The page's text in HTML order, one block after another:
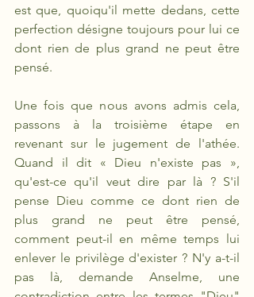
est que, quoiqu'il mette dedans, cette
perfection désigne toujours pour lui ce
dont rien de plus grand ne peut être
pensé.
Une fois que nous avons admis cela,
passons à la troisième étape en
revenant sur le jugement de l'athée.
Quand il dit « Dieu n'existe pas »,
qu'est-ce qu'il veut dire par là ? S'il
pense Dieu comme ce dont rien de
plus grand ne peut être pensé,
comment peut-il en même temps lui
enlever le privilège d'exister ? N'y a-t-il
pas là, demande Anselme, une